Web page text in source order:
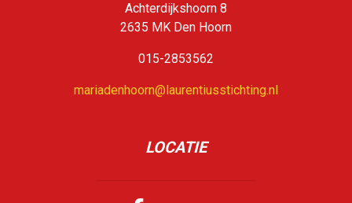
Achterdijkshoorn 8
2635 MK Den Hoorn
015-2853562
mariadenhoorn@laurentiusstichting.nl
LOCATIE